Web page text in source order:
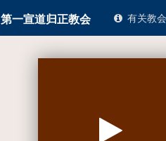
第一宣道归正教会 有关教会